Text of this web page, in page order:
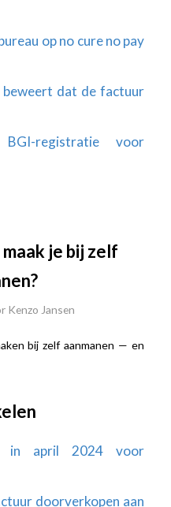
op no cure no pay
dat de factuur
registratie voor
je bij zelf
Kenzo Jansen
bij zelf aanmanen — en
in april 2024 voor
doorverkopen aan